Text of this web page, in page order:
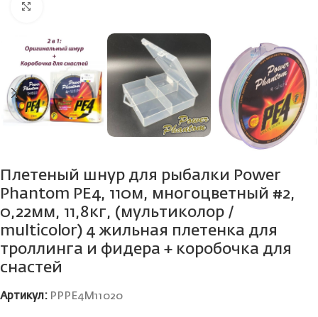
Плетеный шнур для рыбалки Power
Phantom PE4, 110м, многоцветный #2,
0,22мм, 11,8кг, (мультиколор /
multicolor) 4 жильная плетенка для
троллинга и фидера + коробочка для
снастей
Артикул: PPPE4M11020